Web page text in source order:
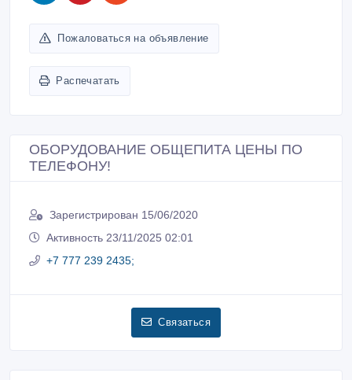
Пожаловаться на объявление
Распечатать
ОБОРУДОВАНИЕ ОБЩЕПИТА ЦЕНЫ ПО
ТЕЛЕФОНУ!
Зарегистрирован 15/06/2020
Активность 23/11/2025 02:01
+7 777 239 2435;
Связаться